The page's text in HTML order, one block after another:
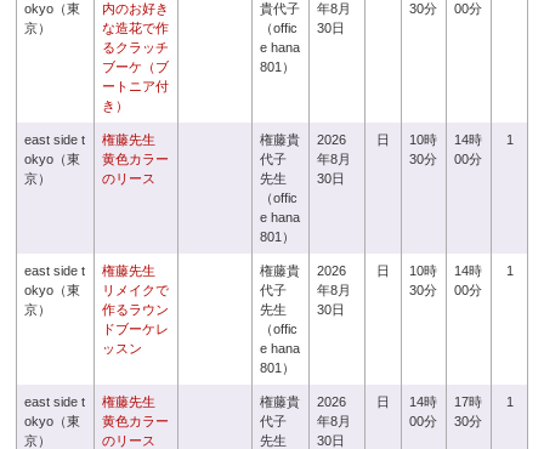
okyo（東
京）
内のお好き
な造花で作
るクラッチ
ブーケ（ブ
ートニア付
き）
貴代子
（offic
e hana
801）
年8月
30日
30分
00分
east side t
okyo（東
京）
権藤先生
黄色カラー
のリース
権藤貴
代子
先生
（offic
e hana
801）
2026
年8月
30日
日
10時
30分
14時
00分
1
east side t
okyo（東
京）
権藤先生
リメイクで
作るラウン
ドブーケレ
ッスン
権藤貴
代子
先生
（offic
e hana
801）
2026
年8月
30日
日
10時
30分
14時
00分
1
east side t
okyo（東
京）
権藤先生
黄色カラー
のリース
権藤貴
代子
先生
2026
年8月
30日
日
14時
00分
17時
30分
1